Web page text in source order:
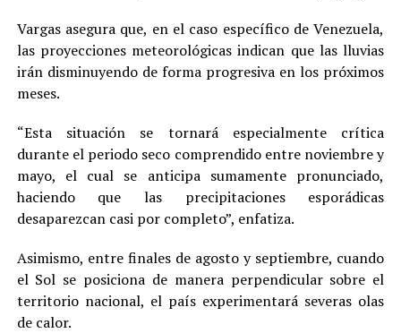
Vargas asegura que, en el caso específico de Venezuela,
las proyecciones meteorológicas indican que las lluvias
irán disminuyendo de forma progresiva en los próximos
meses.
“Esta situación se tornará especialmente crítica
durante el periodo seco comprendido entre noviembre y
mayo, el cual se anticipa sumamente pronunciado,
haciendo que las precipitaciones esporádicas
desaparezcan casi por completo”, enfatiza.
Asimismo, entre finales de agosto y septiembre, cuando
el Sol se posiciona de manera perpendicular sobre el
territorio nacional, el país experimentará severas olas
de calor.